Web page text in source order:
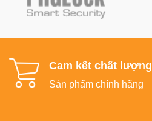
Cam kết chất lượng
Sản phẩm chính hãng